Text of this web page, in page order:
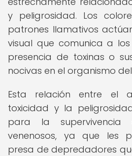
y peligrosidad. Los
patrones llamativos
visual que comunica a
presencia de toxinas o
nocivas en el organismo
Esta relación entre el
toxicidad y la
para la supervivencia
venenosos, ya que les
presa de depredadores